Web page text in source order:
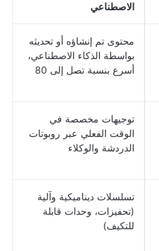
الاصطناعي
محتوى تم إنشاؤه أو تحديثه
بواسطة الذكاء الاصطناعي،
أسرع بنسبة تصل إلى 80
توجيهات مخصصة في
الوقت الفعلي عبر روبوتات
الدردشة والوكلاء
تسلسلات ديناميكية وآلية
(تحفيزات، وحدات قابلة
للتكيف)